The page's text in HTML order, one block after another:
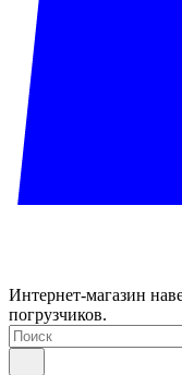
Интернет-магазин
погрузчиков.